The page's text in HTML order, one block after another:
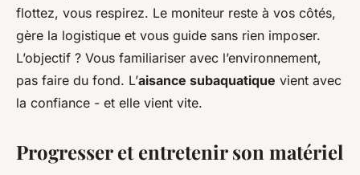
flottez, vous respirez. Le moniteur reste à vos côtés,
gère la logistique et vous guide sans rien imposer.
L’objectif ? Vous familiariser avec l’environnement,
pas faire du fond. L’aisance subaquatique vient avec
la confiance - et elle vient vite.
Progresser et entretenir son matériel